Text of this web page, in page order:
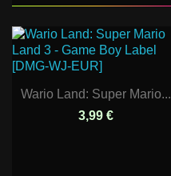
Wario Land: Super Mario...
3,99 €